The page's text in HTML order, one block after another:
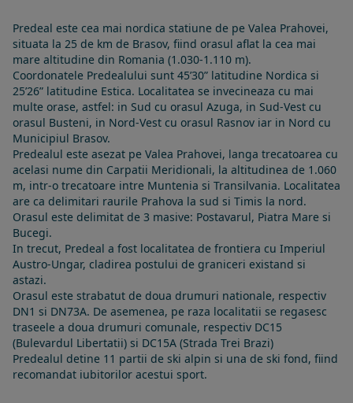
Predeal este cea mai nordica statiune de pe Valea Prahovei,
situata la 25 de km de Brasov, fiind orasul aflat la cea mai
mare altitudine din Romania (1.030-1.110 m).
Coordonatele Predealului sunt 45’30” latitudine Nordica si
25’26” latitudine Estica. Localitatea se invecineaza cu mai
multe orase, astfel: in Sud cu orasul Azuga, in Sud-Vest cu
orasul Busteni, in Nord-Vest cu orasul Rasnov iar in Nord cu
Municipiul Brasov.
Predealul este asezat pe Valea Prahovei, langa trecatoarea cu
acelasi nume din Carpatii Meridionali, la altitudinea de 1.060
m, intr-o trecatoare intre Muntenia si Transilvania. Localitatea
are ca delimitari raurile Prahova la sud si Timis la nord.
Orasul este delimitat de 3 masive: Postavarul, Piatra Mare si
Bucegi.
In trecut, Predeal a fost localitatea de frontiera cu Imperiul
Austro-Ungar, cladirea postului de graniceri existand si
astazi.
Orasul este strabatut de doua drumuri nationale, respectiv
DN1 si DN73A. De asemenea, pe raza localitatii se regasesc
traseele a doua drumuri comunale, respectiv DC15
(Bulevardul Libertatii) si DC15A (Strada Trei Brazi)
Predealul detine 11 partii de ski alpin si una de ski fond, fiind
recomandat iubitorilor acestui sport.